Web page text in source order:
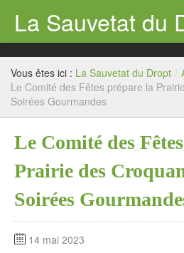
La Sauvetat du
Accueil
Mairie
Le village
Annuaire Pro
Écoles
Archives
Agenda 2026
Vous êtes ici : La Sauvetat du Dropt /
Le Comité des Fêtes prépare la
Soirées Gourmandes
Le Comité des
Prairie des
Soirées
14 mai 2023